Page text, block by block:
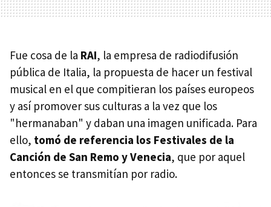
Fue cosa de la RAI, la empresa de radiodifusión
pública de Italia, la propuesta de hacer un festival
musical en el que compitieran los países europeos
y así promover sus culturas a la vez que los
"hermanaban" y daban una imagen unificada. Para
ello, tomó de referencia los Festivales de la
Canción de San Remo y Venecia, que por aquel
entonces se transmitían por radio.